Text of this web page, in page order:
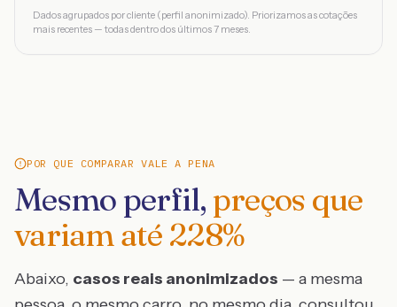
Dados agrupados por cliente (perfil anonimizado). Priorizamos as cotações
mais recentes — todas dentro dos últimos 7 meses.
POR QUE COMPARAR VALE A PENA
Mesmo perfil, preços que
variam até 228%
Abaixo, casos reais anonimizados — a mesma